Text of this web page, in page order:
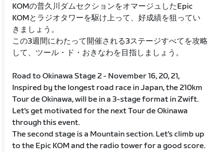
KOMの普久川ダムセクションをオマージュしたEpic
KOMとラジオタワーを駆け上って、好成績を狙ってい
きましょう。
この3週間にわたって開催される3ステージすべてを攻略
して、ツール・ド・おきなわを目指しましょう。
Road to Okinawa Stage 2 - November 16, 20, 21,
Inspired by the longest road race in Japan, the 210km
Tour de Okinawa, will be in a 3-stage format in Zwift.
Let's get motivated for the next Tour de Okinawa
through this event.
The second stage is a Mountain section. Let's climb up
to the Epic KOM and the radio tower for a good score.